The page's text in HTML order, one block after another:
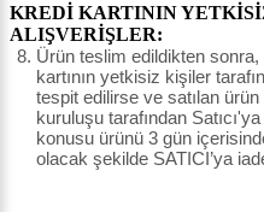
KREDİ KARTININ
ALIŞVERİŞLER:
Ürün teslim edildikten sonra,
kartının yetkisiz kişiler
tespit edilirse ve satılan
kuruluşu tarafından
konusu ürünü 3 gün
olacak şekilde SATICI’ya